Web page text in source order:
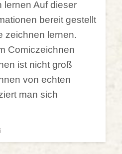
lernen Auf dieser
bereit gestellt
zeichnen lernen.
Comiczeichnen
ist nicht groß
von echten
man sich